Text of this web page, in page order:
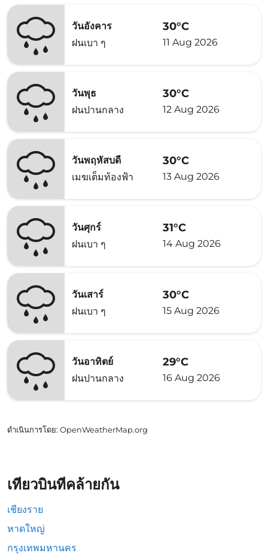
วันอังคาร
ฝนเบา ๆ
30°C
11 Aug 2026
วันพุธ
ฝนปานกลาง
30°C
12 Aug 2026
วันพฤหัสบดี
เมฆเต็มท้องฟ้า
30°C
13 Aug 2026
วันศุกร์
ฝนเบา ๆ
31°C
14 Aug 2026
วันเสาร์
ฝนเบา ๆ
30°C
15 Aug 2026
วันอาทิตย์
ฝนปานกลาง
29°C
16 Aug 2026
ดำเนินการโดย: OpenWeatherMap.org
เที่ยวบินที่คล้ายกัน
เชียงราย
หาดใหญ่
กรุงเทพมหานคร